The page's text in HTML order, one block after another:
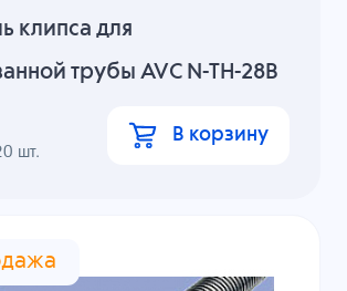
клипса для
трубы AVC N-TH-28B
шт.
В корзину